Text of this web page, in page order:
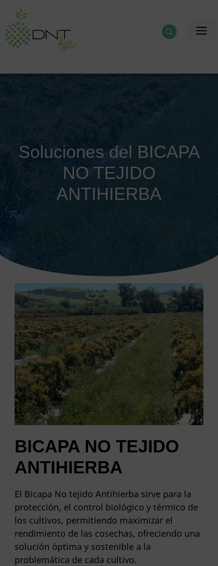
Saltar
contenido
Soluciones del BICAPA
NO TEJIDO
ANTIHIERBA
BICAPA NO TEJIDO
ANTIHIERBA
El Bicapa No tejido Antihierba sirve para la
protección, el control biológico y térmico de
los cultivos, permitiendo maximizar el
rendimiento de las cosechas, ofreciendo una
solución óptima y sostenible a la
problemática de cada cultivo.